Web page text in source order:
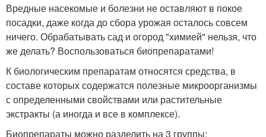
Вредные насекомые и болезни не оставляют в покое
посадки, даже когда до сбора урожая осталось совсем
ничего. Обрабатывать сад и огород "химией" нельзя, что
же делать? Воспользоваться биопрепаратами!
К биологическим препаратам относятся средства, в
составе которых содержатся полезные микроорганизмы
с определенными свойствами или растительные
экстракты (а иногда и все в комплексе).
Биопрепараты можно разделить на 3 группы: